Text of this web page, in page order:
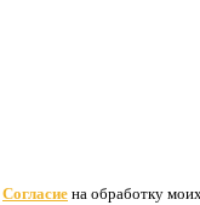
Согласие на обработку